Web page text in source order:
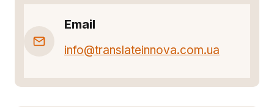
Email
info@translateinnova.com.ua